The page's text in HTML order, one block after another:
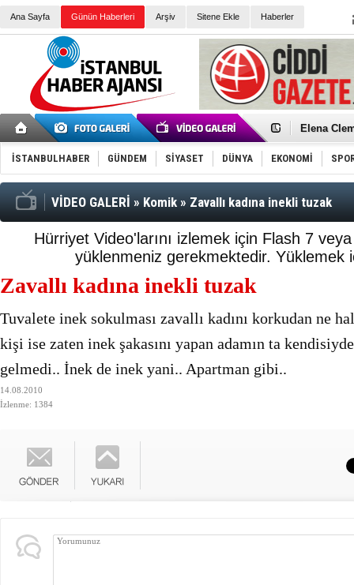
Ana Sayfa Günün Haberleri Arşiv Sitene Ekle Haberler
Elena
Düşük
Türk
Töreninde
İkinci El
Guguk
Sneaker
Yeri
Ceza
Kayyum
'Kurultay
İtalyan
İSTANBULHABER GÜNDEM SİYASET DÜNYA EKONOMİ
VİDEO GALERİ » Komik » Zavallı kadına inekli tuzak
Hürriyet Video'larını izlemek için Flash 7
yüklenmeniz gerekmektedir. Yüklemek
Zavallı kadına inekli tuzak
Tuvalete inek sokulması zavallı kadını korkudan ne
kişi ise zaten inek şakasını yapan adamın ta
gelmedi.. İnek de inek yani.. Apartman gibi..
14.08.2010
İzlenme: 1384